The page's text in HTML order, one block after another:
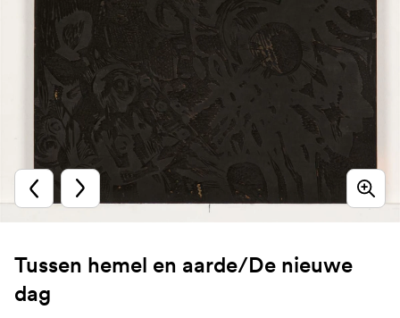
Tussen hemel en aarde/De nieuwe
dag